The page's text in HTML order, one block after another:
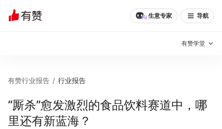
生意专家 导航
有赞学堂
有赞说增长
私域日历
有赞说案例拆解
有赞行业报告 / 行业报告
“厮杀”愈发激烈的食品饮料赛道中，哪
里还有新蓝海？